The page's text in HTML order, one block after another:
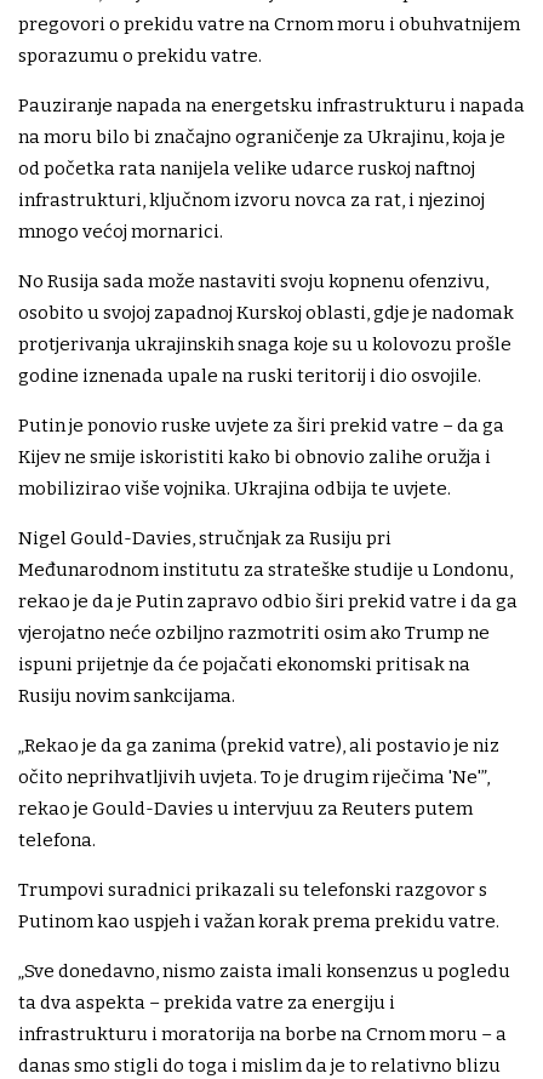
pregovori o prekidu vatre na Crnom moru i obuhvatnijem
sporazumu o prekidu vatre.
Pauziranje napada na energetsku infrastrukturu i napada
na moru bilo bi značajno ograničenje za Ukrajinu, koja je
od početka rata nanijela velike udarce ruskoj naftnoj
infrastrukturi, ključnom izvoru novca za rat, i njezinoj
mnogo većoj mornarici.
No Rusija sada može nastaviti svoju kopnenu ofenzivu,
osobito u svojoj zapadnoj Kurskoj oblasti, gdje je nadomak
protjerivanja ukrajinskih snaga koje su u kolovozu prošle
godine iznenada upale na ruski teritorij i dio osvojile.
Putin je ponovio ruske uvjete za širi prekid vatre – da ga
Kijev ne smije iskoristiti kako bi obnovio zalihe oružja i
mobilizirao više vojnika. Ukrajina odbija te uvjete.
Nigel Gould-Davies, stručnjak za Rusiju pri
Međunarodnom institutu za strateške studije u Londonu,
rekao je da je Putin zapravo odbio širi prekid vatre i da ga
vjerojatno neće ozbiljno razmotriti osim ako Trump ne
ispuni prijetnje da će pojačati ekonomski pritisak na
Rusiju novim sankcijama.
„Rekao je da ga zanima (prekid vatre), ali postavio je niz
očito neprihvatljivih uvjeta. To je drugim riječima 'Ne'”,
rekao je Gould-Davies u intervjuu za Reuters putem
telefona.
Trumpovi suradnici prikazali su telefonski razgovor s
Putinom kao uspjeh i važan korak prema prekidu vatre.
„Sve donedavno, nismo zaista imali konsenzus u pogledu
ta dva aspekta – prekida vatre za energiju i
infrastrukturu i moratorija na borbe na Crnom moru – a
danas smo stigli do toga i mislim da je to relativno blizu